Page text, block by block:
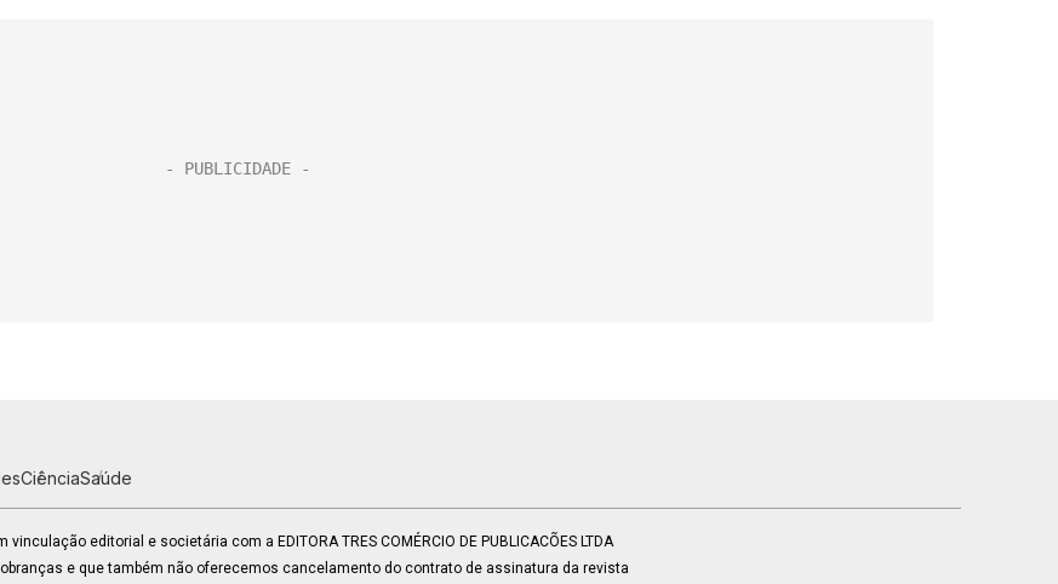
CiênciaSaúde
editorial e societária com a EDITORA TRES COMÉRCIO DE PUBLICACÕES LTDA
e que também não oferecemos cancelamento do contrato de assinatura da revista